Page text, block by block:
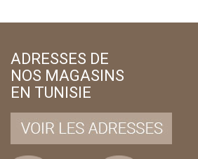
ADRESSES DE
NOS MAGASINS
EN TUNISIE